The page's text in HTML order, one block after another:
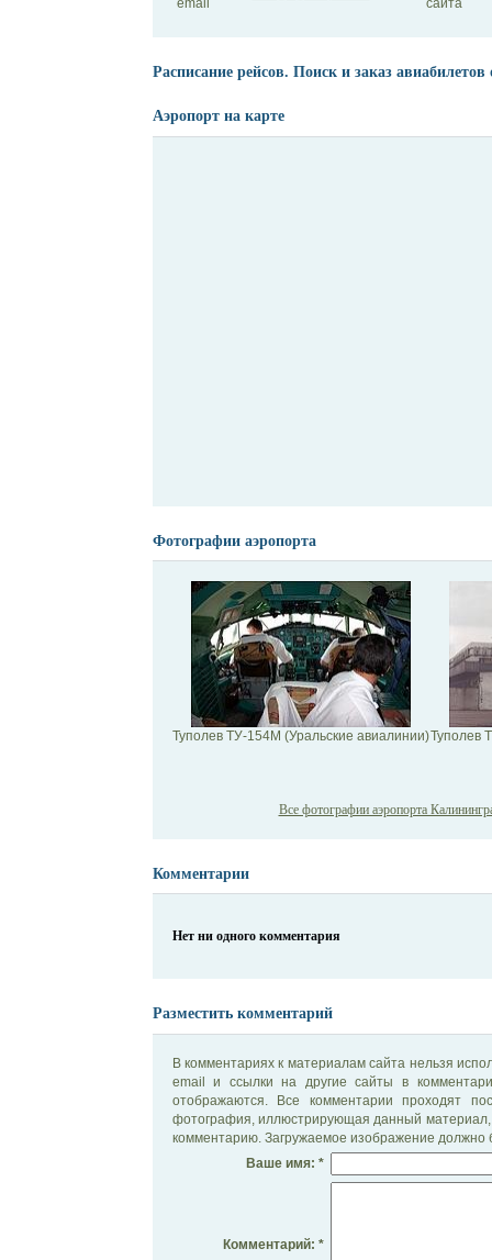
email
сайта
Расписание рейсов. Поиск и заказ авиабилетов
Аэропорт на карте
Фотографии аэропорта
Туполев ТУ-154M (Уральские авиалинии)Туполев
Все фотографии аэропорта
Комментарии
Нет ни одного комментария
Разместить комментарий
В комментариях к материалам сайта нельзя
email и ссылки на другие сайты в
отображаются. Все комментарии проходят
фотография, иллюстрирующая данный материал,
комментарию. Загружаемое изображение должно
Ваше имя: *
Комментарий: *